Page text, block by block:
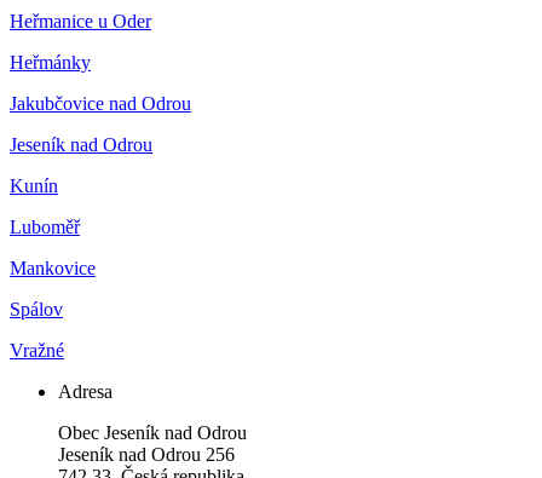
Heřmanice u Oder
Heřmánky
Jakubčovice nad Odrou
Jeseník nad Odrou
Kunín
Luboměř
Mankovice
Spálov
Vražné
Adresa
Obec Jeseník nad Odrou
Jeseník nad Odrou 256